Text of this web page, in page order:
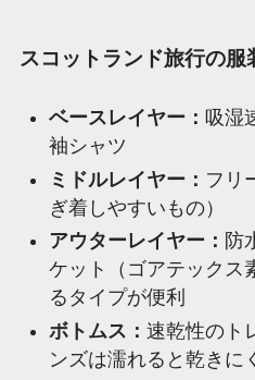
スコットランド旅行の服
ベースレイヤー： 吸湿
袖シャツ
ミドルレイヤー： フリ
ぎ着しやすいもの）
アウターレイヤー： 防
ケット（ゴアテックス
るタイプが便利
ボトムス： 速乾性のト
ンズは濡れると乾きに